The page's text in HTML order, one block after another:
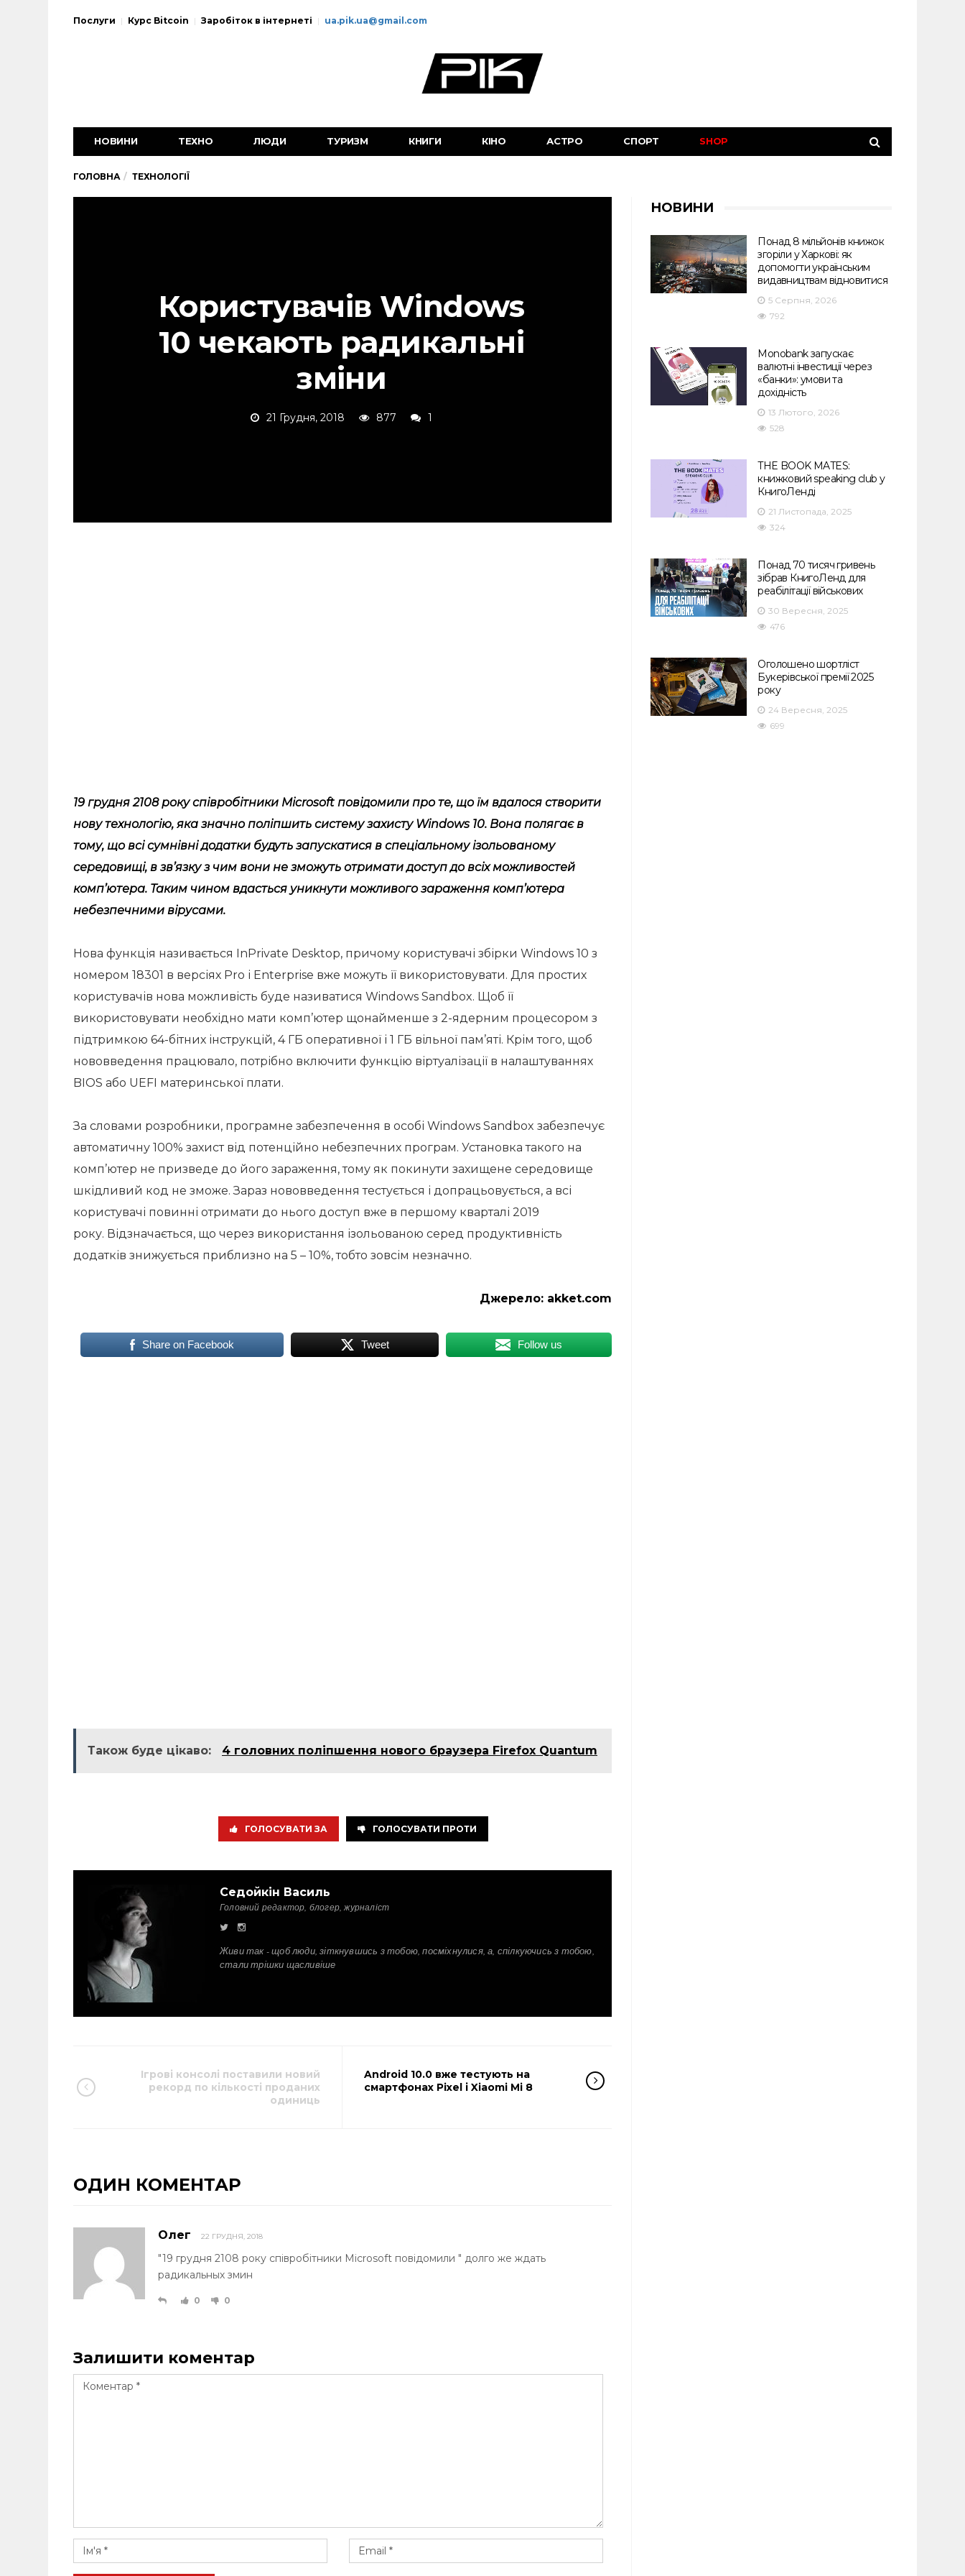
Послуги Курс Bitcoin Заробіток в інтернеті ua.pik.ua@gmail.com
НОВИНИ ТЕХНО ЛЮДИ ТУРИЗМ КНИГИ КІНО АСТРО СПОРТ SHOP
ГОЛОВНА ТЕХНОЛОГІЇ
Користувачів Windows
10 чекають радикальні
зміни
21 Грудня, 2018 877 1
19 грудня 2108 року співробітники Microsoft повідомили про те, що їм вдалося створити
нову технологію, яка значно поліпшить систему захисту Windows 10. Вона полягає в
тому, що всі сумнівні додатки будуть запускатися в спеціальному ізольованому
середовищі, в зв’язку з чим вони не зможуть отримати доступ до всіх можливостей
комп’ютера. Таким чином вдасться уникнути можливого зараження комп’ютера
небезпечними вірусами.
Нова функція називається InPrivate Desktop, причому користувачі збірки Windows 10 з
номером 18301 в версіях Pro і Enterprise вже можуть її використовувати. Для простих
користувачів нова можливість буде називатися Windows Sandbox. Щоб її
використовувати необхідно мати комп’ютер щонайменше з 2-ядерним процесором з
підтримкою 64-бітних інструкцій, 4 ГБ оперативної і 1 ГБ вільної пам’яті. Крім того, щоб
нововведення працювало, потрібно включити функцію віртуалізації в налаштуваннях
BIOS або UEFI материнської плати.
За словами розробники, програмне забезпечення в особі Windows Sandbox забезпечує
автоматичну 100% захист від потенційно небезпечних програм. Установка такого на
комп’ютер не призведе до його зараження, тому як покинути захищене середовище
шкідливий код не зможе. Зараз нововведення тестується і допрацьовується, а всі
користувачі повинні отримати до нього доступ вже в першому кварталі 2019
року. Відзначається, що через використання ізольованою серед продуктивність
додатків знижується приблизно на 5 – 10%, тобто зовсім незначно.
Джерело: akket.com
Share on Facebook Tweet Follow us
Також буде цікаво: 4 головних поліпшення нового браузера Firefox Quantum
ГОЛОСУВАТИ ЗА ГОЛОСУВАТИ ПРОТИ
Седойкін Василь
Головний редактор, блогер, журналіст
Живи так - щоб люди, зіткнувшись з тобою, посміхнулися, а, спілкуючись з тобою,
стали трішки щасливіше
Ігрові консолі поставили новий
рекорд по кількості проданих
одиниць
Android 10.0 вже тестують на
смартфонах Pixel і Xiaomi Mi 8
ОДИН КОМЕНТАР
Олег 22 ГРУДНЯ, 2018
"19 грудня 2108 року співробітники Microsoft повідомили " долго же ждать
радикальных змин
0 0
Залишити коментар
НОВИНИ
Понад 8 мільйонів книжок
згоріли у Харкові: як
допомогти українським
видавництвам відновитися
5 Серпня, 2026
792
Monobank запускає
валютні інвестиції через
«банки»: умови та
дохідність
13 Лютого, 2026
528
THE BOOK MATES:
книжковий speaking club у
КнигоЛенді
21 Листопада, 2025
324
Понад 70 тисяч гривень
зібрав КнигоЛенд для
реабілітації військових
30 Вересня, 2025
476
Оголошено шортліст
Букерівської премії 2025
року
24 Вересня, 2025
699